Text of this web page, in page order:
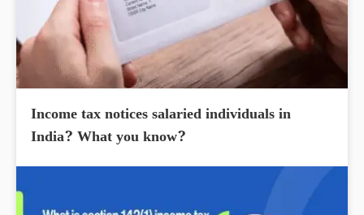
Income tax notices salaried individuals in
India? What you know?